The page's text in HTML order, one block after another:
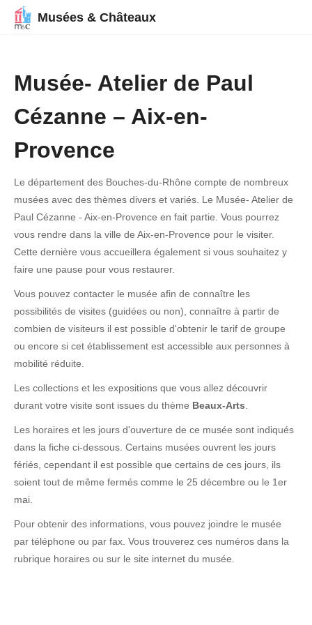
Musées & Châteaux
Musée- Atelier de Paul
Cézanne – Aix-en-
Provence
Le département des Bouches-du-Rhône compte de nombreux
musées avec des thèmes divers et variés. Le Musée- Atelier de
Paul Cézanne - Aix-en-Provence en fait partie. Vous pourrez
vous rendre dans la ville de Aix-en-Provence pour le visiter.
Cette dernière vous accueillera également si vous souhaitez y
faire une pause pour vous restaurer.
Vous pouvez contacter le musée afin de connaître les
possibilités de visites (guidées ou non), connaître à partir de
combien de visiteurs il est possible d'obtenir le tarif de groupe
ou encore si cet établissement est accessible aux personnes à
mobilité réduite.
Les collections et les expositions que vous allez découvrir
durant votre visite sont issues du thème Beaux-Arts
Les horaires et les jours d'ouverture de ce musée sont indiqués
dans la fiche ci-dessous. Certains musées ouvrent les jours
fériés, cependant il est possible que certains de ces jours, ils
soient tout de même fermés comme le 25 décembre ou le 1er
mai.
Pour obtenir des informations, vous pouvez joindre le musée
par téléphone ou par fax. Vous trouverez ces numéros dans la
rubrique horaires ou sur le site internet du musée.